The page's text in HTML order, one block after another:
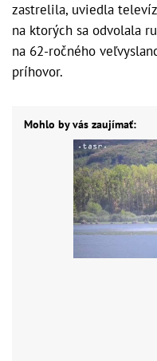
zastrelila, uviedla
na ktorých sa odvolala
na 62-ročného
príhovor.
Mohlo by vás zaujímať: